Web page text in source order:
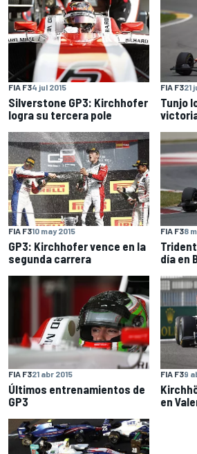
FIA F34 jul 2015
Silverstone GP3: Kirchhofer
logra su tercera pole
FIA F321
Tunjo
FIA F310 may 2015
GP3: Kirchhofer vence en la
segunda carrera
FIA F38
día en
FIA F321 abr 2015
Últimos entrenamientos de
GP3
FIA F39
en